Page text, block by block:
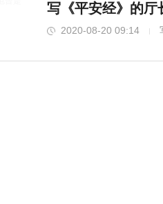
写《平安经》的厅
2020-08-20 09:14